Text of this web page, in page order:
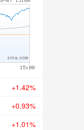
+1.42%
+0.93%
+1.01%